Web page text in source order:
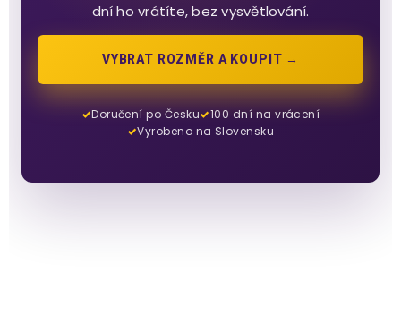
dní ho vrátíte, bez vysvětlování.
VYBRAT ROZMĚR A KOUPIT →
Doručení po Česku
100 dní na vrácení
Vyrobeno na Slovensku